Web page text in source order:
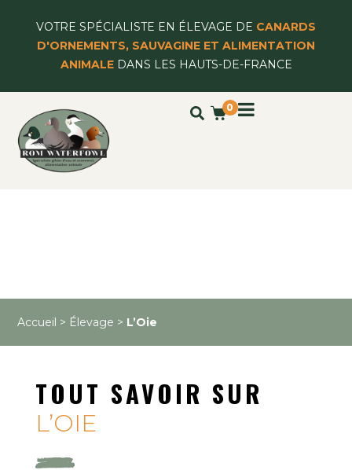
VOTRE SPÉCIALISTE EN ÉLEVAGE DE CANARDS
D'ORNEMENTS, SAUVAGINE ET ALIMENTATION
ANIMALEDANS LES HAUTS-DE-FRANCE
0
Accueil > Élevage > L’Oie
TOUT SAVOIR SUR
L’OIE